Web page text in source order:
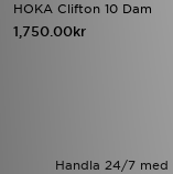
HOKA Clifton 10 Dam
1,750.00kr
Handla 24/7